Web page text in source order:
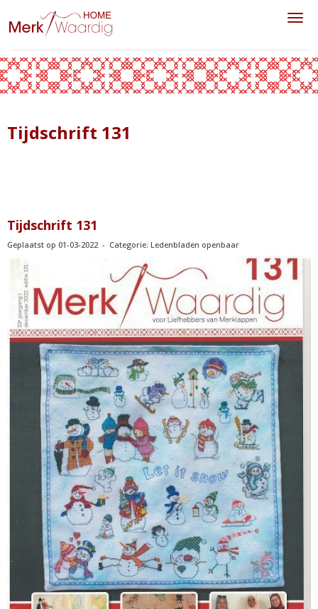
Tijdschrift 131
Tijdschrift 131
Geplaatst op 01-03-2022 - Categorie: Ledenbladen openbaar